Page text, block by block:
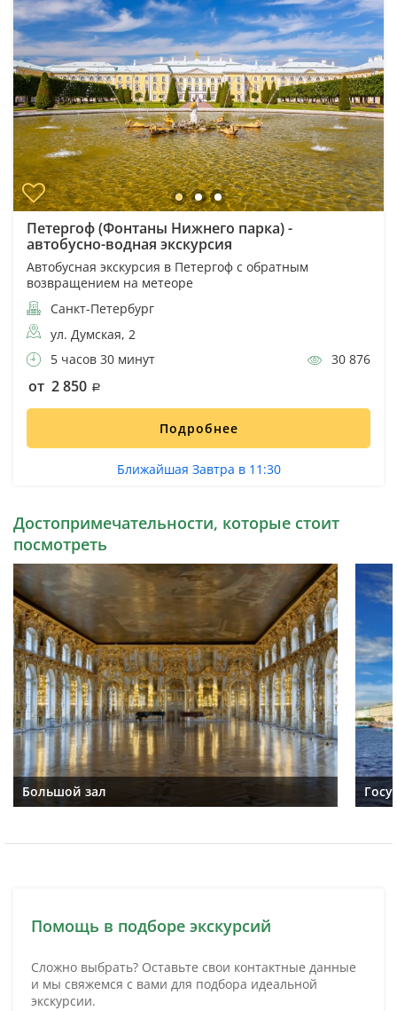
Петергоф (Фонтаны Нижнего парка) -
автобусно-водная экскурсия
Автобусная экскурсия в Петергоф с обратным
возвращением на метеоре
Санкт-Петербург
ул. Думская, 2
5 часов 30 минут
30 876
от 2 850
Подробнее
Ближайшая Завтра в 11:30
Достопримечательности, которые стоит
посмотреть
Большой зал
Помощь в подборе экскурсий
Сложно выбрать? Оставьте свои контактные данные
и мы свяжемся с вами для подбора идеальной
экскурсии.